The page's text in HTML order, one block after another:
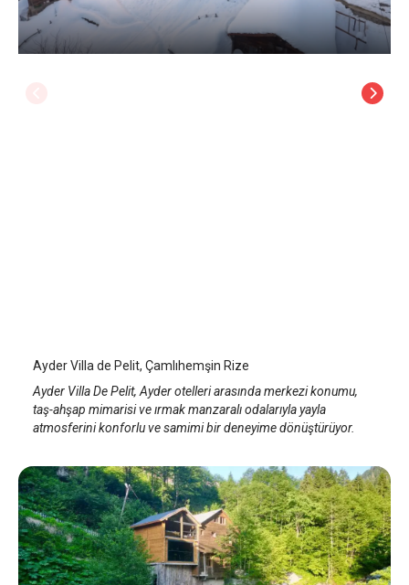
Ayder Villa de Pelit, Çamlıhemşin Rize
Ayder Villa De Pelit, Ayder otelleri arasında merkezi konumu,
taş-ahşap mimarisi ve ırmak manzaralı odalarıyla yayla
atmosferini konforlu ve samimi bir deneyime dönüştürüyor.